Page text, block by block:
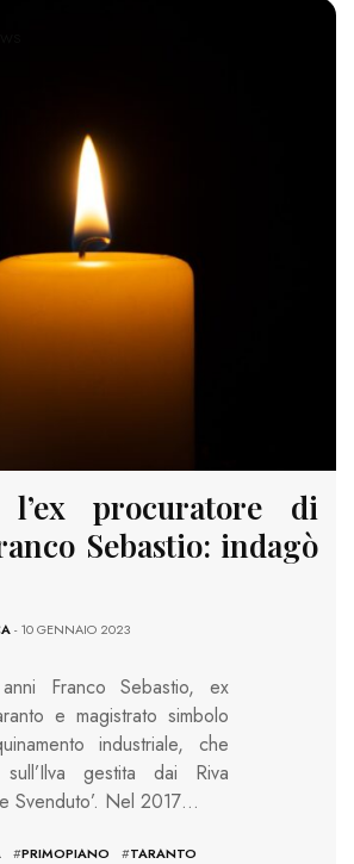
procuratore di
Sebastio: indagò
- 10 GENNAIO 2023
Franco Sebastio, ex
e magistrato simbolo
industriale, che
sull’Ilva gestita dai Riva
Svenduto’. Nel 2017…
#PRIMOPIANO #TARANTO